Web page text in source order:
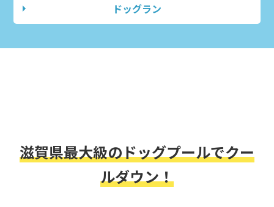
ドッグラン
滋賀県最大級のドッグプールでクー
ルダウン！